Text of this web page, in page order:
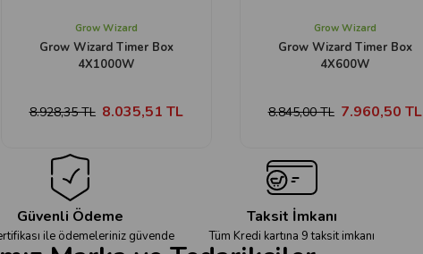
Grow Wizard
Grow Wizard Timer Box
4X1000W
8.035,51 TL
8.928,35 TL
Grow Wizard
Grow Wizard Timer Box
4X600W
7.960,50 TL
8.845,00 TL
Güvenli Ödeme
ile ödemeleriniz güvende
Taksit İmkanı
Tüm Kredi kartına 9 taksit imkanı